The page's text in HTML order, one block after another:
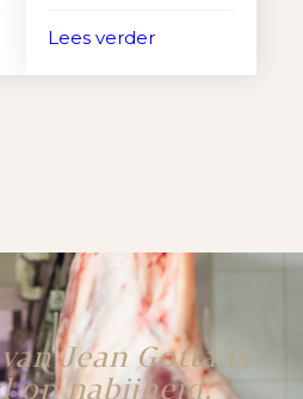
Lees verder
Jean Gotta is
op nabijheid: